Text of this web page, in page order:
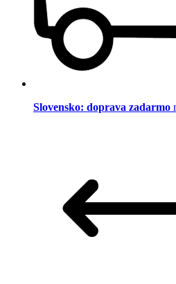
Slovensko: doprava zadarmo